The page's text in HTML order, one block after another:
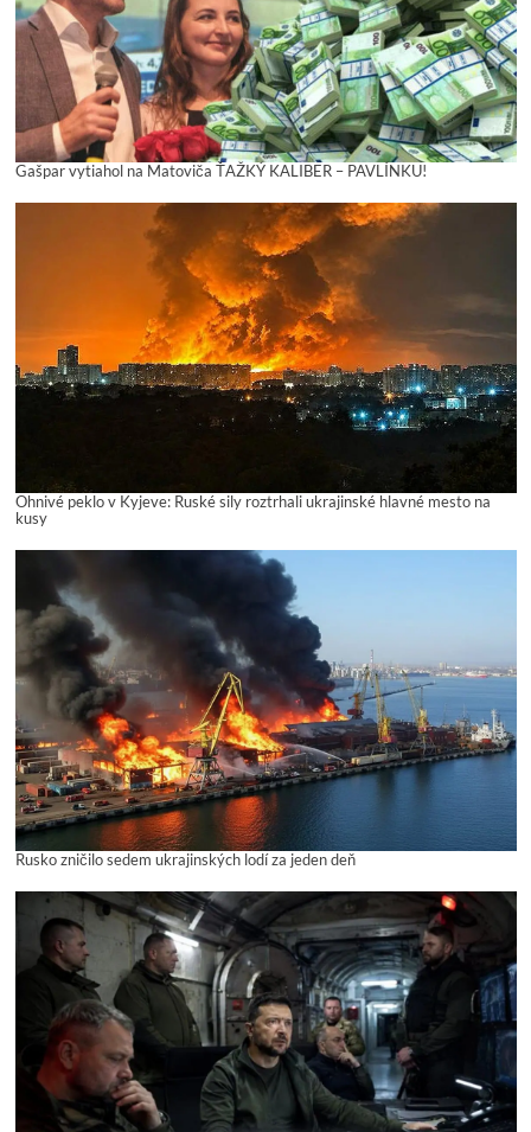
Gašpar vytiahol na Matoviča ŤAŽKÝ KALIBER – PAVLÍNKU!
Ohnivé peklo v Kyjeve: Ruské sily roztrhali ukrajinské hlavné mesto na
kusy
Rusko zničilo sedem ukrajinských lodí za jeden deň